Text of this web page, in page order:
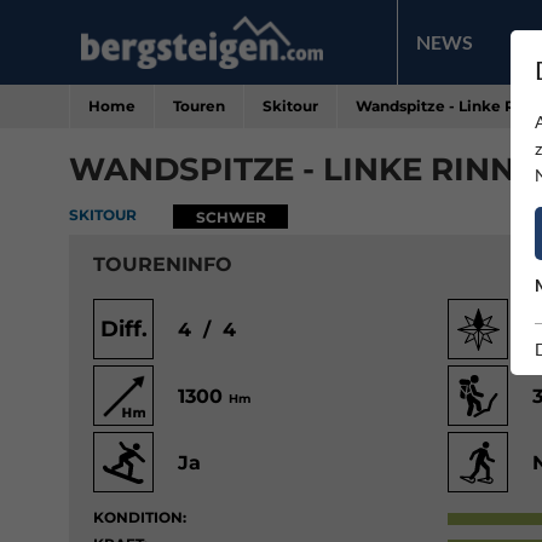
NEWS
Home Touren Skitour Wandspitze - Linke
WANDSPITZE - LINKE RINNE
SKITOUR SCHWER
TOURENINFO
Diff. 4 / 4
1300 Hm
Ja
KONDITION: